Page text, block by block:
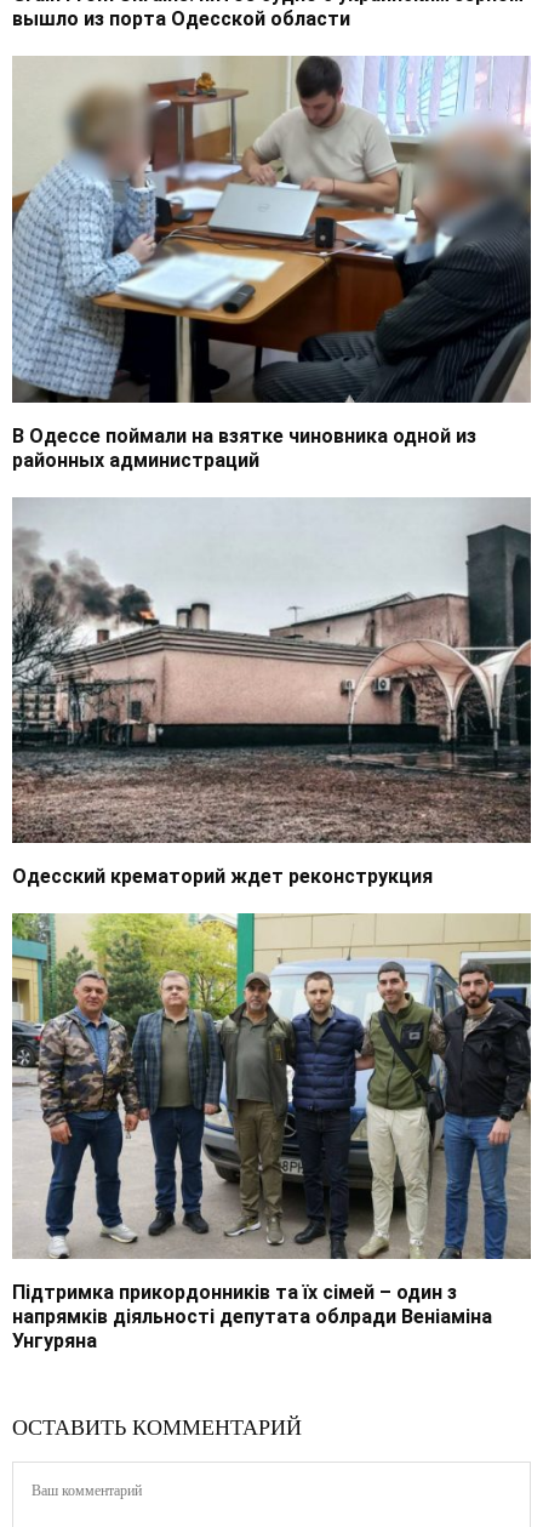
вышло из порта Одесской области
В Одессе поймали на взятке чиновника одной из
районных администраций
Одесский крематорий ждет реконструкция
Підтримка прикордонників та їх сімей – один з
напрямків діяльності депутата облради Веніаміна
Унгуряна
ОСТАВИТЬ КОММЕНТАРИЙ